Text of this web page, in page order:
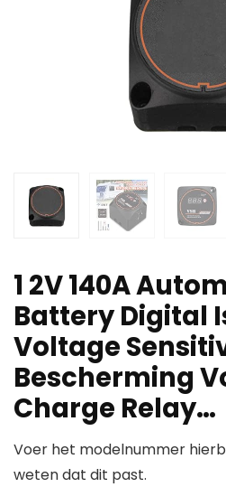
1 2V 140A
Battery Digital
Voltage
Bescherming
Charge Relay…
Voer het modelnummer
weten dat dit past.